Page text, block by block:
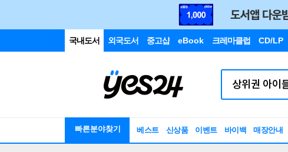
국내도서 외국도서 중고샵 eBook 크레마클럽 CD/LP
빠른분야찾기 베스트 신상품 이벤트 바이백 매장안내